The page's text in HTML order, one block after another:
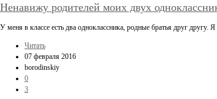
Ненавижу родителей моих двух
У меня в классе есть два одноклассника, родные братья друг
Читать
07 февраля 2016
borodinskiy
0
3